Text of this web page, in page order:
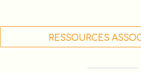
RESSOURCES